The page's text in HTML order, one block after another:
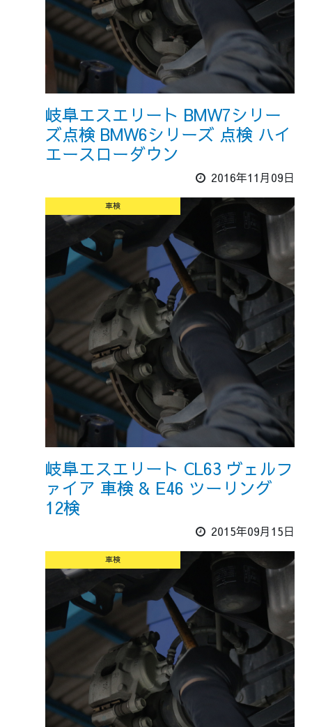
岐阜エスエリート BMW7シリー
ズ点検 BMW6シリーズ 点検 ハイ
エースローダウン
2016年11月09日
車検
岐阜エスエリート CL63 ヴェルフ
ァイア 車検 & E46 ツーリング
12検
2015年09月15日
車検